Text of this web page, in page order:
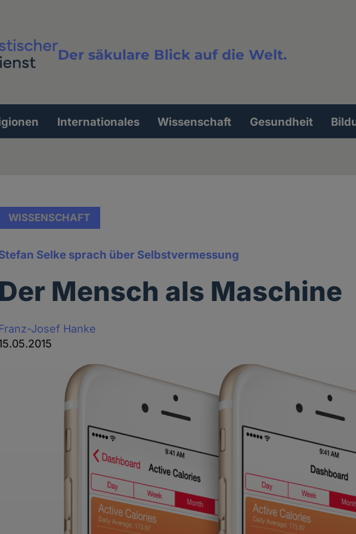
Der säkulare Blick auf die Welt.
Volltextsuche
Internationales Wissenschaft Gesundheit
WISSENSCHAFT
Selke sprach über Selbstvermessung
Der Mensch als Maschine
Josef Hanke